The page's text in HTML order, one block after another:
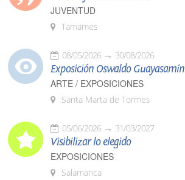
JUVENTUD
Tamames
08/05/2026 30/08/2026
Exposición Oswaldo Guayasamín
ARTE / EXPOSICIONES
Santa Marta de Tormes
05/06/2026 31/03/2027
Visibilizar lo elegido
EXPOSICIONES
Salamanca